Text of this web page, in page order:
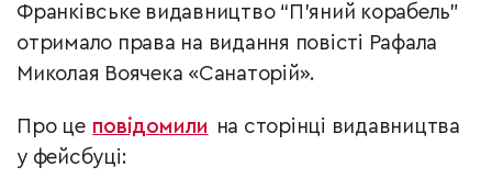
Франківське видавництво “П’яний корабель”
отримало права на видання повісті Рафала
Миколая Воячека «Санаторій».
Про це повідомили на сторінці видавництва
у фейсбуці: